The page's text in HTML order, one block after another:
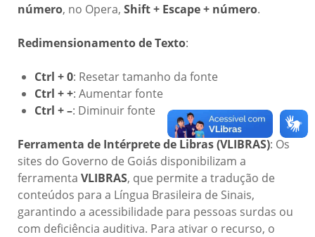
número, no Opera, Shift + Escape + número.
Redimensionamento de Texto:
Ctrl + 0: Resetar tamanho da fonte
Ctrl + +: Aumentar fonte
Ctrl + –: Diminuir fonte
Ferramenta de Intérprete de Libras (VLIBRAS): Os
sites do Governo de Goiás disponibilizam a
ferramenta VLIBRAS, que permite a tradução de
conteúdos para a Língua Brasileira de Sinais,
garantindo a acessibilidade para pessoas surdas ou
com deficiência auditiva. Para ativar o recurso, o